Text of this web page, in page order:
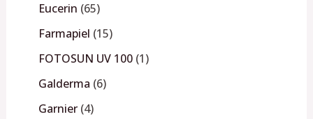
Eucerin 65
Farmapiel 15
FOTOSUN UV 100 1
Galderma 6
Garnier 4